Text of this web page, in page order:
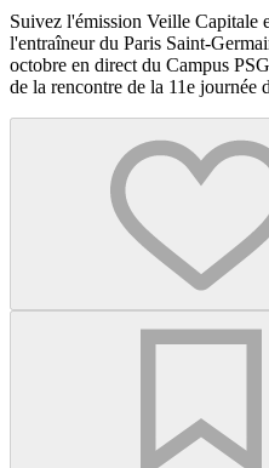
Suivez l'émission Veille Capitale
l'entraîneur du Paris Saint-
octobre en direct du Campus
de la rencontre de la 11e